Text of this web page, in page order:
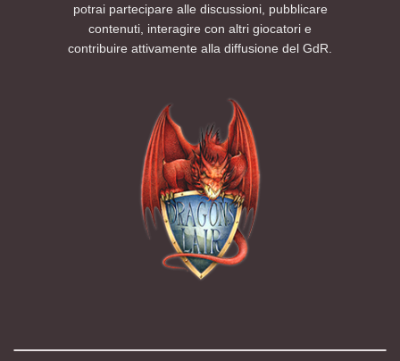
potrai partecipare alle discussioni, pubblicare
contenuti, interagire con altri giocatori e
contribuire attivamente alla diffusione del GdR.